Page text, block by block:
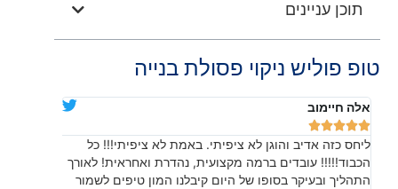
תוכן עניינים
טופ פוליש ניקוי פסולת בנייה
אלה חיימוב





ליחס כזה אדיב והוגן לא ציפיתי. באמת לא ציפיתי!!! כל
הכבוד!!!!! עובדים ברמה מקצועית, נהדרת ואחראית! לאורך
התהליך ובעיקר בסופו של היום קיבלנו המון טיפים לשמור